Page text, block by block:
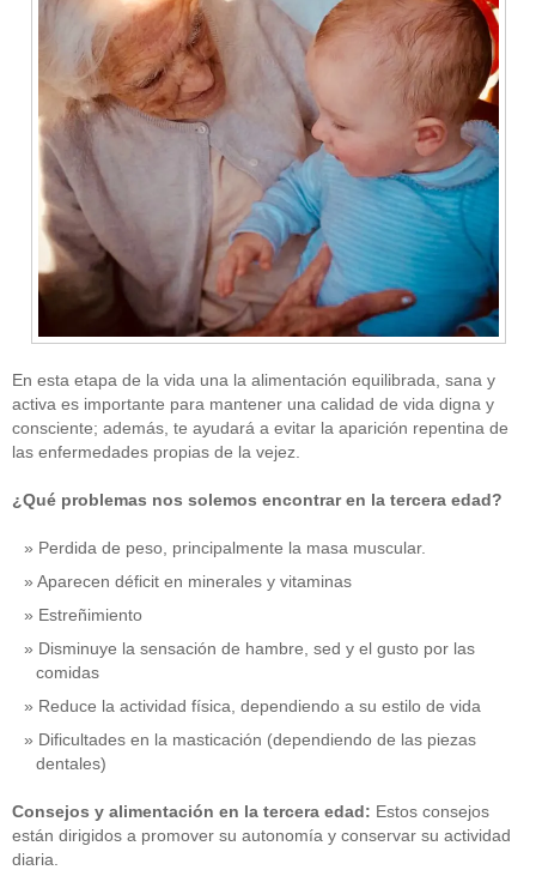
En esta etapa de la vida una la alimentación equilibrada, sana y
activa es importante para mantener una calidad de vida digna y
consciente; además, te ayudará a evitar la aparición repentina de
las enfermedades propias de la vejez.
¿Qué problemas nos solemos encontrar en la tercera edad?
Perdida de peso, principalmente la masa muscular.
Aparecen déficit en minerales y vitaminas
Estreñimiento
Disminuye la sensación de hambre, sed y el gusto por las
comidas
Reduce la actividad física, dependiendo a su estilo de vida
Dificultades en la masticación (dependiendo de las piezas
dentales)
Consejos y alimentación en la tercera edad: Estos consejos
están dirigidos a promover su autonomía y conservar su actividad
diaria.